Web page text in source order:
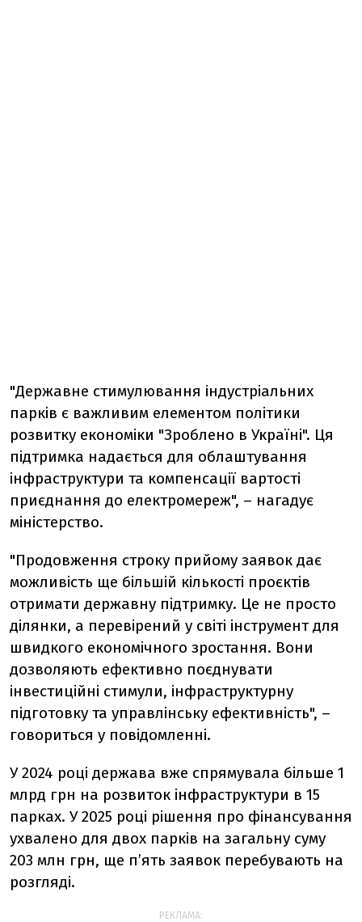
"Державне стимулювання індустріальних
парків є важливим елементом політики
розвитку економіки "Зроблено в Україні". Ця
підтримка надається для облаштування
інфраструктури та компенсації вартості
приєднання до електромереж", – нагадує
міністерство.
"Продовження строку прийому заявок дає
можливість ще більшій кількості проєктів
отримати державну підтримку. Це не просто
ділянки, а перевірений у світі інструмент для
швидкого економічного зростання. Вони
дозволяють ефективно поєднувати
інвестиційні стимули, інфраструктурну
підготовку та управлінську ефективність", –
говориться у повідомленні.
У 2024 році держава вже спрямувала більше 1
млрд грн на розвиток інфраструктури в 15
парках. У 2025 році рішення про фінансування
ухвалено для двох парків на загальну суму
203 млн грн, ще п’ять заявок перебувають на
розгляді.
РЕКЛАМА: